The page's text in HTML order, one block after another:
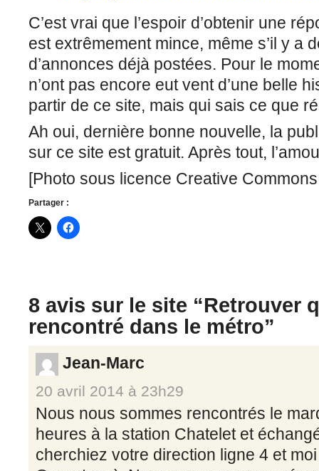
C’est vrai que l’espoir d’obtenir une
est extrêmement mince, même s’il y a
d’annonces déjà postées. Pour le
n’ont pas encore eut vent d’une belle
partir de ce site, mais qui sais ce que
Ah oui, dernière bonne nouvelle, la
sur ce site est gratuit. Après tout,
[Photo sous licence Creative
Partager :
8 avis sur le site “Retrouver
rencontré dans le métro”
Jean-Marc
20 avril 2014 à 23h29
Nous nous sommes rencontrés le
heures à la station Chatelet et
cherchiez votre direction ligne 4 et